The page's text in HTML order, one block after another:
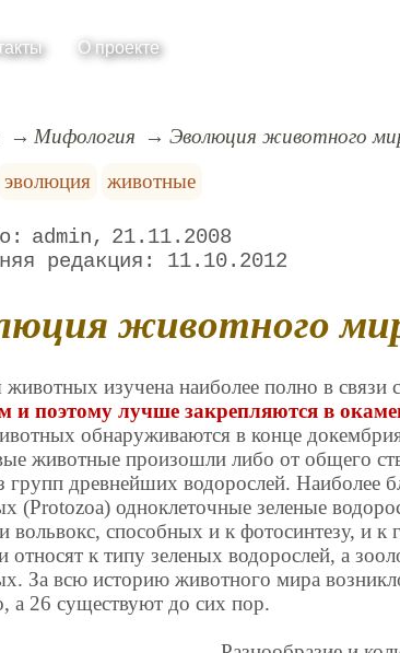
О проекте
Мифология
Эволюция животного
эволюция животные
admin
21.11.2008
11.10.2012
животного
изучена наиболее полно в связи
и поэтому лучше закрепляются в
обнаруживаются в конце
животные произошли либо от общего
групп древнейших водорослей. Наиболее
(Protozoa) одноклеточные зеленые
вольвокс, способных и к фотосинтезу, и
относят к типу зеленых водорослей, а
За всю историю животного мира
а 26 существуют до сих пор.